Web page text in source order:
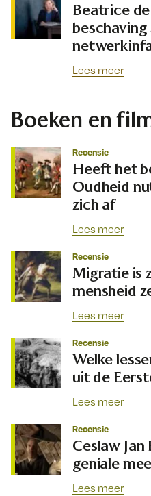
Beatrice
Lees meer
Boeken en
Recensie
Heeft het
Oudheid
zich af
Lees meer
Recensie
Migratie is
mensheid
Lees meer
Recensie
Welke
uit de
Lees meer
Recensie
Ceslaw
geniale
Lees meer